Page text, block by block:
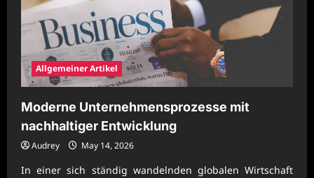
Allgemeiner Artikel
Moderne Unternehmensprozesse mit
nachhaltiger Entwicklung
Audrey May 14, 2026
In einer sich ständig wandelnden globalen Wirtschaft